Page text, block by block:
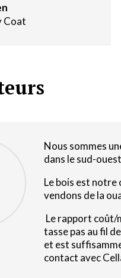
Coat
Nous sommes
dans le sud-
Le bois est
vendons de la
Le rapport coût/
tasse pas au fil
et est
contact avec